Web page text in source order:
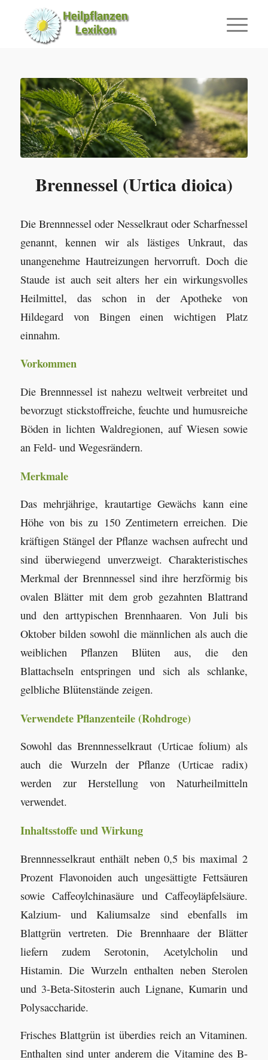
Brennessel (Urtica dioica)
Die Brennnessel oder Nesselkraut oder Scharfnessel
genannt, kennen wir als lästiges Unkraut, das
unangenehme Hautreizungen hervorruft. Doch die
Staude ist auch seit alters her ein wirkungsvolles
Heilmittel, das schon in der Apotheke von
Hildegard von Bingen einen wichtigen Platz
einnahm.
Vorkommen
Die Brennnessel ist nahezu weltweit verbreitet und
bevorzugt stickstoffreiche, feuchte und humusreiche
Böden in lichten Waldregionen, auf Wiesen sowie
an Feld- und Wegesrändern.
Merkmale
Das mehrjährige, krautartige Gewächs kann eine
Höhe von bis zu 150 Zentimetern erreichen. Die
kräftigen Stängel der Pflanze wachsen aufrecht und
sind überwiegend unverzweigt. Charakteristisches
Merkmal der Brennnessel sind ihre herzförmig bis
ovalen Blätter mit dem grob gezahnten Blattrand
und den arttypischen Brennhaaren. Von Juli bis
Oktober bilden sowohl die männlichen als auch die
weiblichen Pflanzen Blüten aus, die den
Blattachseln entspringen und sich als schlanke,
gelbliche Blütenstände zeigen.
Verwendete Pflanzenteile (Rohdroge)
Sowohl das Brennnesselkraut (Urticae folium) als
auch die Wurzeln der Pflanze (Urticae radix)
werden zur Herstellung von Naturheilmitteln
verwendet.
Inhaltsstoffe und Wirkung
Brennnesselkraut enthält neben 0,5 bis maximal 2
Prozent Flavonoiden auch ungesättigte Fettsäuren
sowie Caffeoylchinasäure und Caffeoyläpfelsäure.
Kalzium- und Kaliumsalze sind ebenfalls im
Blattgrün vertreten. Die Brennhaare der Blätter
liefern zudem Serotonin, Acetylcholin und
Histamin. Die Wurzeln enthalten neben Sterolen
und 3-Beta-Sitosterin auch Lignane, Kumarin und
Polysaccharide.
Frisches Blattgrün ist überdies reich an Vitaminen.
Enthalten sind unter anderem die Vitamine des B-